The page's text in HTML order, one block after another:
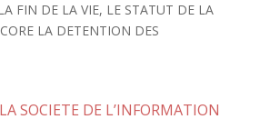
FIN DE LA VIE, LE STATUT DE LA
LA DETENTION DES
SOCIETE DE L’INFORMATION